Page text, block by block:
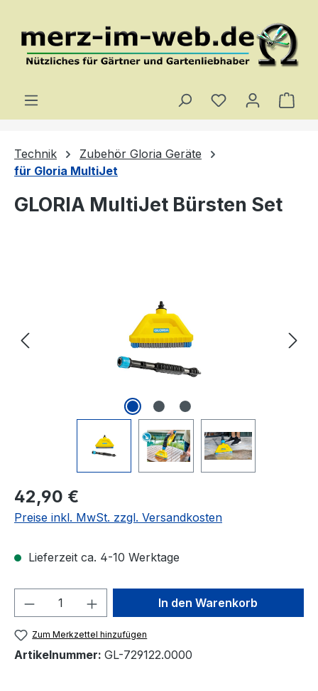
Du hast 0
Technik
Zubehör Gloria Geräte
für Gloria MultiJet
GLORIA MultiJet Bürsten Set
Regulärer Preis:
42,90 €
Preise inkl. MwSt. zzgl. Versandkosten
Lieferzeit ca. 4-10 Werktage
Produkt Anzahl: Gib denIn den Warenkorb
Zum Merkzettel hinzufügen
Artikelnummer: GL-729122.0000